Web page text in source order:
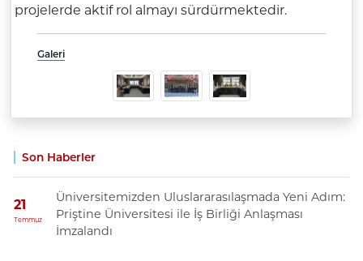
Son Haberler
21
Temmuz
Üniversitemizden Uluslararasılaşmada Yeni Adım:
Priştine Üniversitesi ile İş Birliği Anlaşması
İmzalandı
projelerde aktif rol almayı sürdürmektedir.
Galeri